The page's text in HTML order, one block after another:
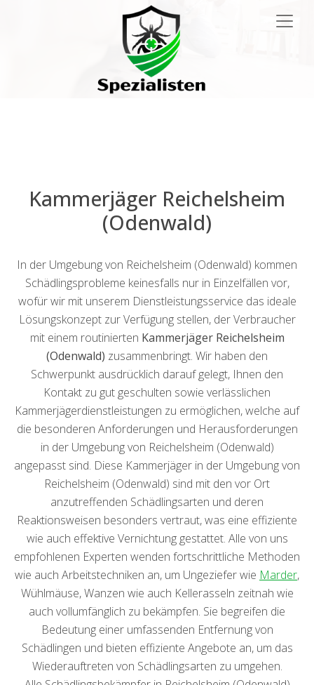
Kammerjäger Reichelsheim
(Odenwald)
In der Umgebung von Reichelsheim (Odenwald) kommen
Schädlingsprobleme keinesfalls nur in Einzelfällen vor,
wofür wir mit unserem Dienstleistungsservice das ideale
Lösungskonzept zur Verfügung stellen, der Verbraucher
mit einem routinierten Kammerjäger Reichelsheim
(Odenwald) zusammenbringt. Wir haben den
Schwerpunkt ausdrücklich darauf gelegt, Ihnen den
Kontakt zu gut geschulten sowie verlässlichen
Kammerjägerdienstleistungen zu ermöglichen, welche auf
die besonderen Anforderungen und Herausforderungen
in der Umgebung von Reichelsheim (Odenwald)
angepasst sind. Diese Kammerjäger in der Umgebung von
Reichelsheim (Odenwald) sind mit den vor Ort
anzutreffenden Schädlingsarten und deren
Reaktionsweisen besonders vertraut, was eine effiziente
wie auch effektive Vernichtung gestattet. Alle von uns
empfohlenen Experten wenden fortschrittliche Methoden
wie auch Arbeitstechniken an, um Ungeziefer wie Marder,
Wühlmäuse, Wanzen wie auch Kellerasseln zeitnah wie
auch vollumfänglich zu bekämpfen. Sie begreifen die
Bedeutung einer umfassenden Entfernung von
Schädlingen und bieten effiziente Angebote an, um das
Wiederauftreten von Schädlingsarten zu umgehen.